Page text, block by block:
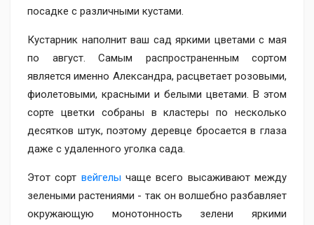
посадке с различными кустами.
Кустарник наполнит ваш сад яркими цветами с мая
по август. Самым распространенным сортом
является именно Александра, расцветает розовыми,
фиолетовыми, красными и белыми цветами. В этом
сорте цветки собраны в кластеры по несколько
десятков штук, поэтому деревце бросается в глаза
даже с удаленного уголка сада.
Этот сорт вейгелы чаще всего высаживают между
зелеными растениями - так он волшебно разбавляет
окружающую монотонность зелени яркими